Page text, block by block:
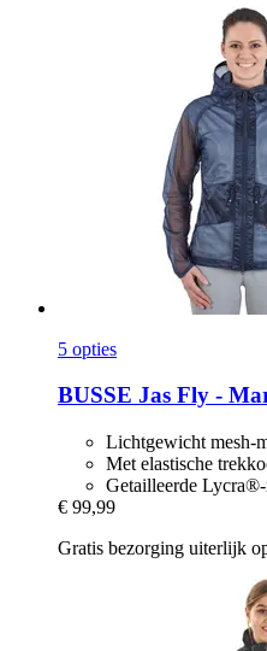
5 opties
BUSSE Jas Fly -​
Lichtgewicht mesh-
Met elastische
Getailleerde Lycra®-
€ 99,99
Gratis bezorging uiterlijk